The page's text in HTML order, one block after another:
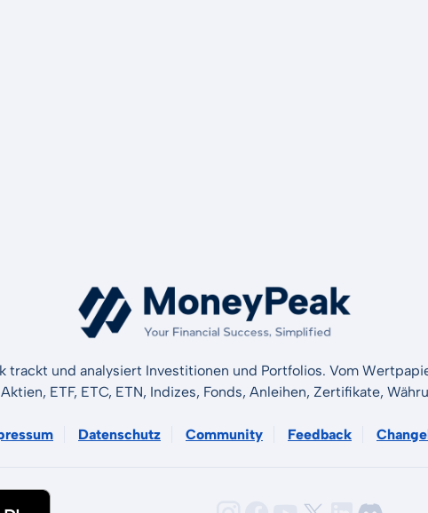
trackt und analysiert Investitionen und Portfolios. Vom
ETF, ETC, ETN, Indizes, Fonds, Anleihen, Zertifikate,
Datenschutz Community Feedback